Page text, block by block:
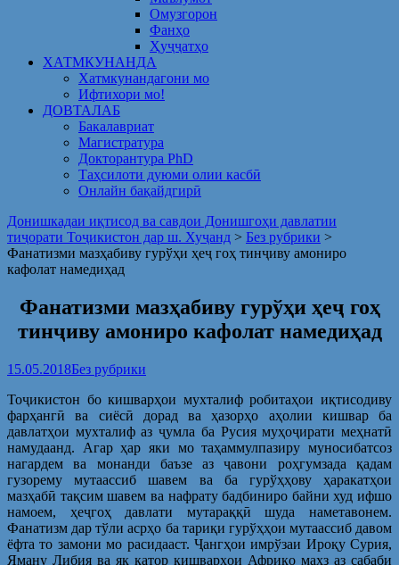
Омузгорон
Фанҳо
Ҳуҷҷатҳо
ХАТМКУНАНДА
Хатмкунандагони мо
Ифтихори мо!
ДОВТАЛАБ
Бакалавриат
Магистратура
Докторантура PhD
Таҳсилоти дуюми олии касбӣ
Онлайн бақайдгирӣ
Донишкадаи иқтисод ва савдои Донишгоҳи давлатии
тиҷорати Тоҷикистон дар ш. Хуҷанд > Без рубрики >
Фанатизми мазҳабиву гурўҳи ҳеҷ гоҳ тинҷиву амониро
кафолат намедиҳад
Фанатизми мазҳабиву гурўҳи ҳеҷ гоҳ
тинҷиву амониро кафолат намедиҳад
15.05.2018Без рубрики
Тоҷикистон бо кишварҳои мухталиф робитаҳои иқтисодиву
фарҳангӣ ва сиёсӣ дорад ва ҳазорҳо аҳолии кишвар ба
давлатҳои мухталиф аз ҷумла ба Русия муҳоҷирати меҳнатӣ
намудаанд. Агар ҳар яки мо таҳаммулпазиру муносибатсоз
нагардем ва монанди баъзе аз ҷавони роҳгумзада қадам
гузорему мутаассиб шавем ва ба гурўҳҳову ҳаракатҳои
мазҳабӣ тақсим шавем ва нафрату бадбиниро байни худ ифшо
намоем, ҳеҷгоҳ давлати мутараққӣ шуда наметавонем.
Фанатизм дар тўли асрҳо ба тариқи гурўҳҳои мутаассиб давом
ёфта то замони мо расидааст. Ҷангҳои имрўзаи Ироқу Сурия,
Яману Либия ва як қатор кишварҳои Африқо маҳз аз сабаби